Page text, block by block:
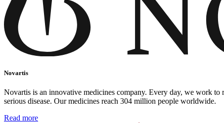
Novartis
Novartis is an innovative medicines company. Every day, we work to
serious disease. Our medicines reach 304 million people worldwide.
Read more